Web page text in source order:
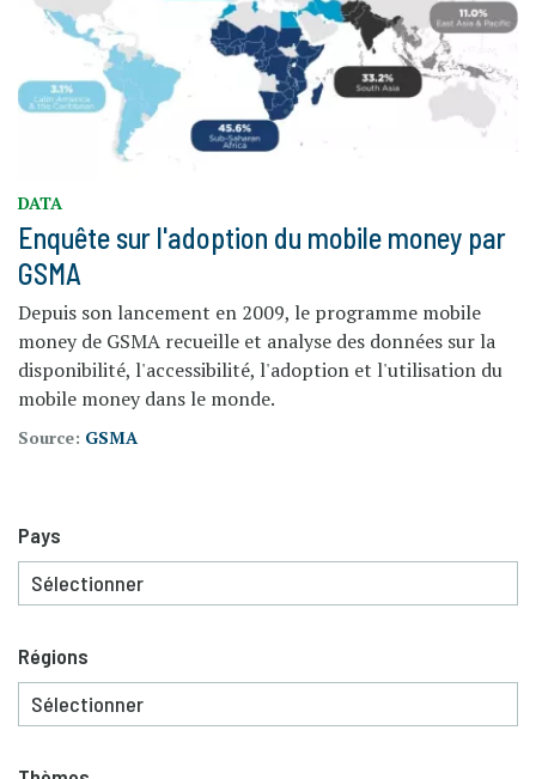
DATA
Enquête sur l'adoption du mobile money par
GSMA
Depuis son lancement en 2009, le programme mobile
money de GSMA recueille et analyse des données sur la
disponibilité, l'accessibilité, l'adoption et l'utilisation du
mobile money dans le monde.
Source: GSMA
Pays
Régions